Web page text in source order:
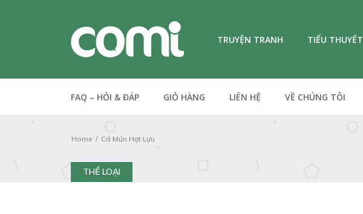
TRUYỆN TRANH TIỂU THUYẾT
FAQ – HỎI & ĐÁP GIỎ HÀNG LIÊN HỆ VỀ CHÚNG TÔI
Home Cá Mún Hạt Lựu
THỂ LOẠI